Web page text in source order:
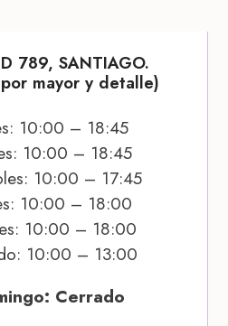
789, SANTIAGO.
mayor y detalle)
10:00 – 18:45
10:00 – 18:45
10:00 – 17:45
10:00 – 18:00
10:00 – 18:00
10:00 – 13:00
Cerrado